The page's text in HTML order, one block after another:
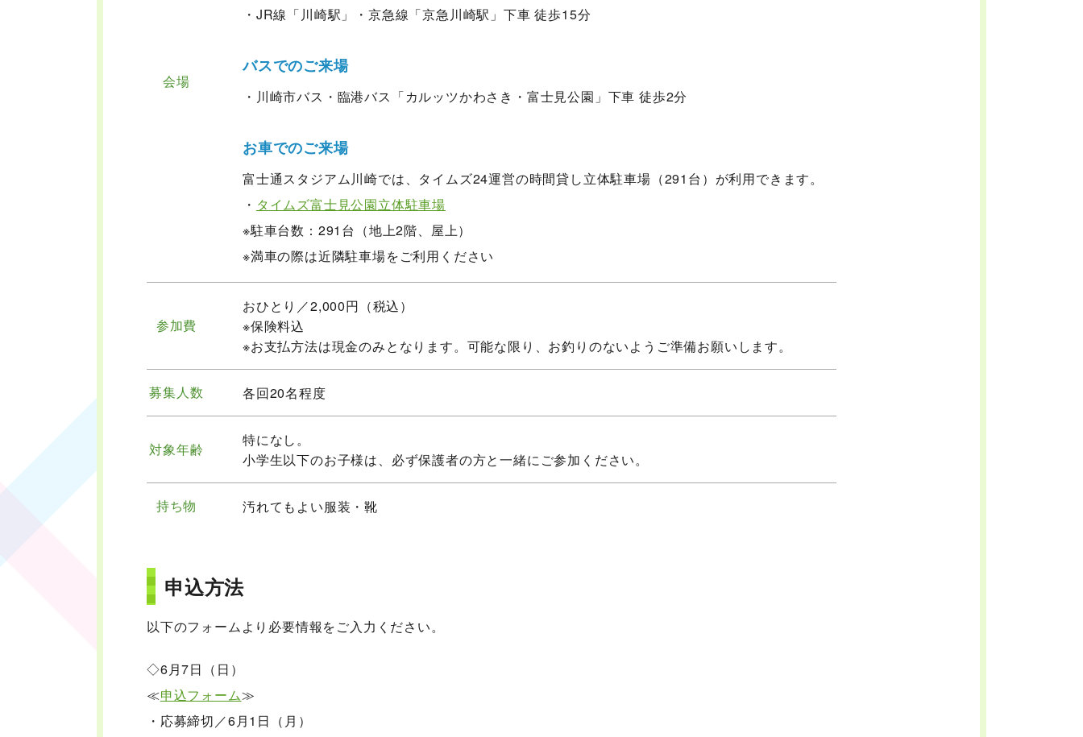
会場
・JR線「川崎駅」・京急線「京急川崎駅」下車 徒歩15分
バスでのご来場
・川崎市バス・臨港バス「カルッツかわさき・富士見公園」下車 徒歩2分
お車でのご来場
富士通スタジアム川崎では、タイムズ24運営の時間貸し立体駐車場（291台）が利用できます。
・ タイムズ富士見公園立体駐車場
※駐車台数：291台（地上2階、屋上）
※満車の際は近隣駐車場をご利用ください
参加費
おひとり／2,000円（税込）
※保険料込
※お支払方法は現金のみとなります。可能な限り、お釣りのないようご準備お願いします。
募集人数 各回20名程度
対象年齢
特になし。
小学生以下のお子様は、必ず保護者の方と一緒にご参加ください。
持ち物 汚れてもよい服装・靴
申込方法
以下のフォームより必要情報をご入力ください。
◇6月7日（日）
≪申込フォーム≫
・応募締切／6月1日（月）